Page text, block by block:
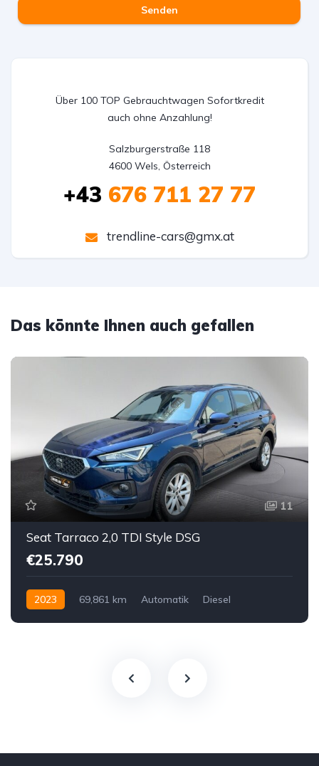
Senden
Über 100 TOP Gebrauchtwagen Sofortkredit
auch ohne Anzahlung!
Salzburgerstraße 118
4600 Wels, Österreich
+43 676 711 27 77
trendline-cars@gmx.at
Das könnte Ihnen auch gefallen
11
Seat Tarraco 2,0 TDI Style DSG
€25.790
2023 69,861 km Automatik
Diesel